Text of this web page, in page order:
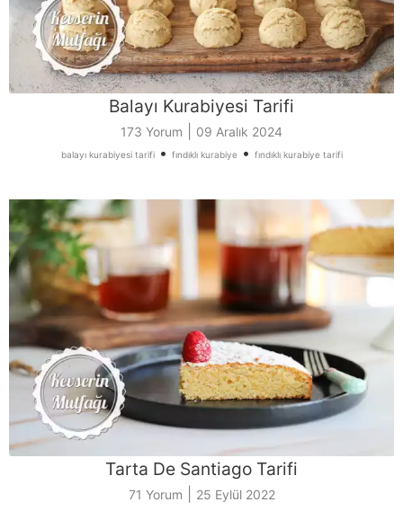
Balayı Kurabiyesi Tarifi
173 Yorum 09 Aralık 2024
balayı kurabiyesi tarifi• fındıklı kurabiye• fındıklı kurabiye tarifi
Tarta De Santiago Tarifi
71 Yorum 25 Eylül 2022